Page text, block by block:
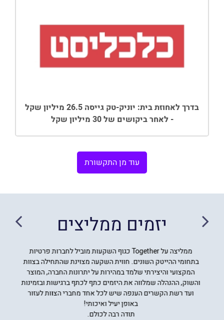
בדרך לאחוזת בית: יוניק-טק גייסה 26.5 מיליון שקל
- לאחר ביקושים של 30 מיליון שקל
עוד מן התקשורת
יזמים ממליצים
ממליצה על Together כגוף השקעות מוביל לחברות פרטיות
בתחומי ההייטק השונים. חווית השקעה מצוינת שהתחילה בצוות
המקצועי והיצירתי שלמד במהירות על יתרונות החברה, המוצר
והשוק, ההנהלה שמלווה את היזמים כתף לכתף ברגישות ובזמינות
ועד רשת הקשרים הענפה שיש לכל אחד מחברי הצוות לעזור
באופן יעיל ואיכותי!
תודה רבה לכולם.